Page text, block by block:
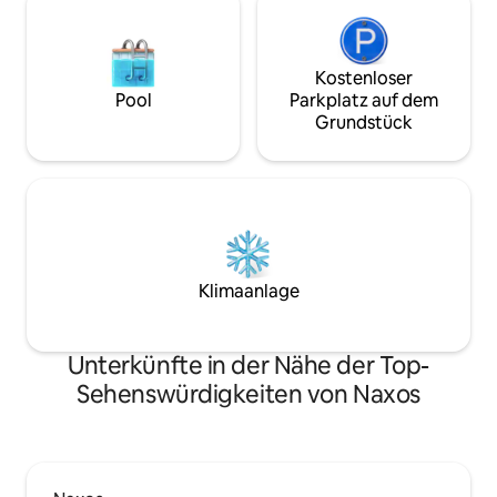
Pool
Kostenloser
Parkplatz auf dem
Grundstück
Klimaanlage
Unterkünfte in der Nähe der Top-
Sehenswürdigkeiten von Naxos